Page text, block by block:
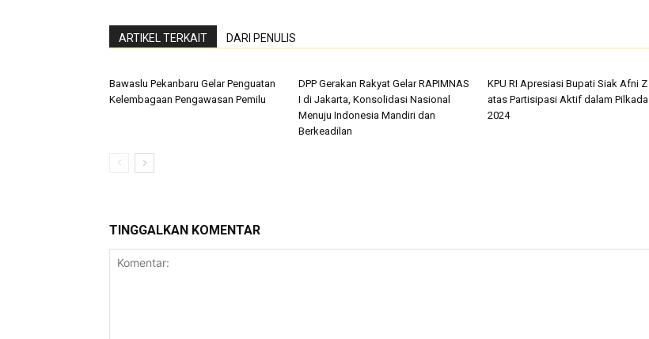
ARTIKEL TERKAIT DARI PENULIS
Bawaslu Pekanbaru Gelar Penguatan
Kelembagaan Pengawasan Pemilu
DPP Gerakan Rakyat Gelar RAPIMNAS
I di Jakarta, Konsolidasi Nasional
Menuju Indonesia Mandiri dan
Berkeadilan
KPU RI Apresiasi Bupati Siak Afni Z
atas Partisipasi Aktif dalam Pilkada
2024
TINGGALKAN KOMENTAR